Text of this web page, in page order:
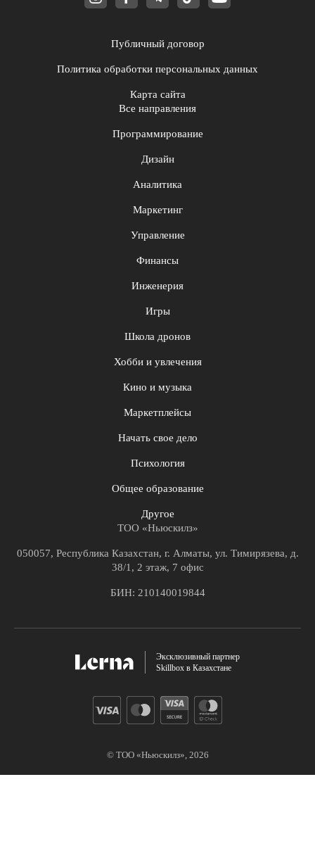
Публичный договор
Политика обработки персональных данных
Карта сайта
Все направления
Программирование
Дизайн
Аналитика
Маркетинг
Управление
Финансы
Инженерия
Игры
Школа дронов
Хобби и увлечения
Кино и музыка
Маркетплейсы
Начать свое дело
Психология
Общее образование
Другое
ТОО «Ньюскилз»
050057, Республика Казахстан, г. Алматы, ул. Тимирязева, д.
38/1, 2 этаж, 7 офис
БИН: 210140019844
Эксклюзивный партнер
Skillbox в Казахстане
© ТОО «Ньюскилз», 2026